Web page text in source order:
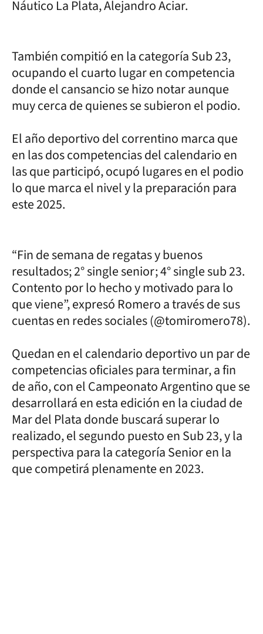
Náutico La Plata, Alejandro Aciar.
También compitió en la categoría Sub 23,
ocupando el cuarto lugar en competencia
donde el cansancio se hizo notar aunque
muy cerca de quienes se subieron el podio.
El año deportivo del correntino marca que
en las dos competencias del calendario en
las que participó, ocupó lugares en el podio
lo que marca el nivel y la preparación para
este 2025.
“Fin de semana de regatas y buenos
resultados; 2° single senior; 4° single sub 23.
Contento por lo hecho y motivado para lo
que viene”, expresó Romero a través de sus
cuentas en redes sociales (@tomiromero78).
Quedan en el calendario deportivo un par de
competencias oficiales para terminar, a fin
de año, con el Campeonato Argentino que se
desarrollará en esta edición en la ciudad de
Mar del Plata donde buscará superar lo
realizado, el segundo puesto en Sub 23, y la
perspectiva para la categoría Senior en la
que competirá plenamente en 2023.